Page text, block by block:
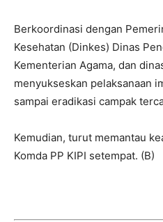
Berkoordinasi dengan
Kesehatan (Dinkes) Dinas
Kementerian Agama, dan
menyukseskan pelaksanaan
sampai eradikasi campak
Kemudian, turut memantau
Komda PP KIPI setempat. (B)